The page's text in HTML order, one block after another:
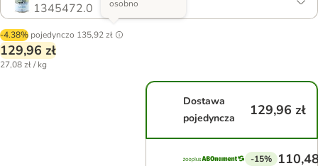
1345472.0
-4.38% pojedynczo 135,92 zł
osobno
129,96 zł
27,08 zł / kg
Dostawa
pojedyncza
129,96 zł
-15%